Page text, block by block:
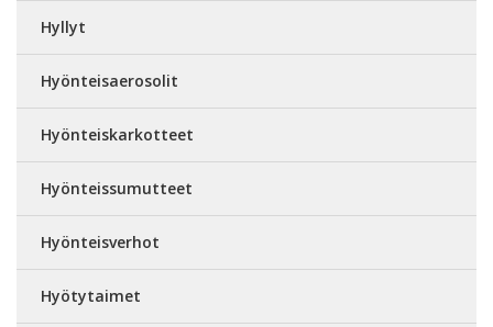
Hyllyt
Hyönteisaerosolit
Hyönteiskarkotteet
Hyönteissumutteet
Hyönteisverhot
Hyötytaimet